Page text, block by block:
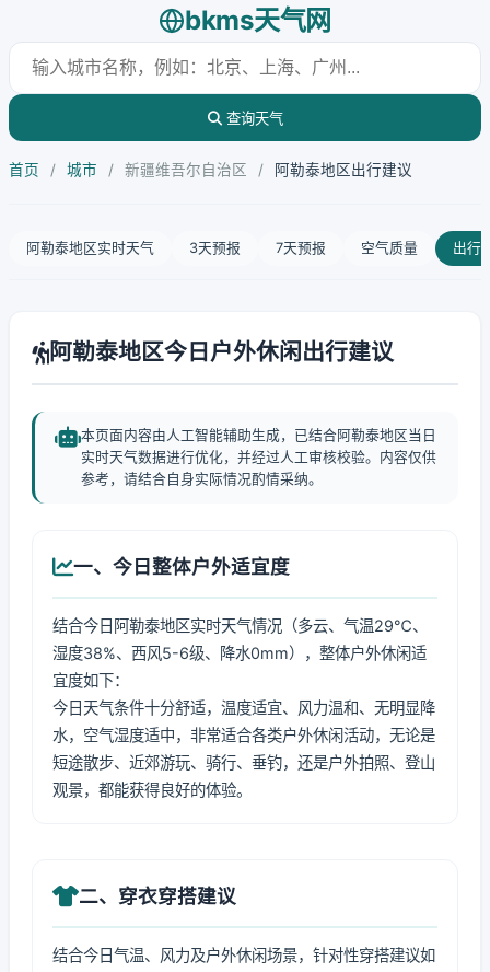
bkms天气网
查询天气
首页 / 城市 / 新疆维吾尔自治区 / 阿勒泰地区出行建议
阿勒泰地区实时天气 3天预报 7天预报 空气质量 出行
阿勒泰地区今日户外休闲出行建议
本页面内容由人工智能辅助生成，已结合阿勒泰地区当日
实时天气数据进行优化，并经过人工审核校验。内容仅供
参考，请结合自身实际情况酌情采纳。
一、今日整体户外适宜度
结合今日阿勒泰地区实时天气情况（多云、气温29℃、
湿度38%、西风5-6级、降水0mm），整体户外休闲适
宜度如下：
今日天气条件十分舒适，温度适宜、风力温和、无明显降
水，空气湿度适中，非常适合各类户外休闲活动，无论是
短途散步、近郊游玩、骑行、垂钓，还是户外拍照、登山
观景，都能获得良好的体验。
二、穿衣穿搭建议
结合今日气温、风力及户外休闲场景，针对性穿搭建议如